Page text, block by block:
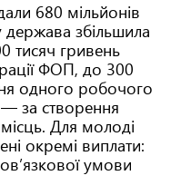
680 мільйонів
держава збільшила
тисяч гривень
ФОП, до 300
одного робочого
за створення
Для молоді
окремі виплати:
умови